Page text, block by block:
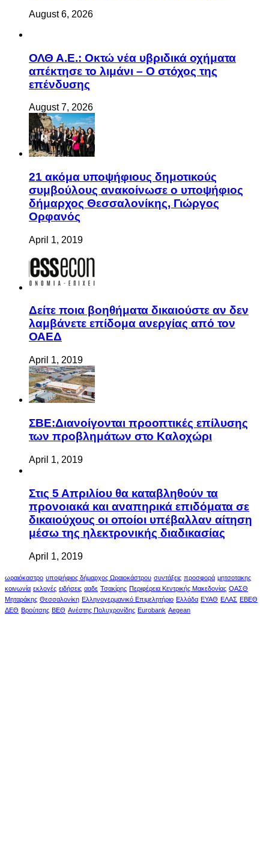
August 6, 2026
ΟΛΘ Α.Ε.: Οκτώ νέα υβριδικά οχήματα
απέκτησε το λιμάνι – Ο στόχος της
επένδυσης
August 7, 2026
21 ακόμα υποψήφιους δημοτικούς
συμβούλους ανακοίνωσε ο υποψήφιος
δήμαρχος Θεσσαλονίκης, Γιώργος
Ορφανός
April 1, 2019
Δείτε ποια βοηθήματα δικαιούστε αν δεν
λαμβάνετε επίδομα ανεργίας από τον
ΟΑΕΔ
April 1, 2019
ΣΒΕ:Διανοίγονται προοπτικές επίλυσης
των προβλημάτων στο Καλοχώρι
April 1, 2019
Στις 5 Απριλίου θα καταβληθούν τα
προνοιακά και αναπηρικά επιδόματα σε
δικαιούχους οι οποίοι υπέβαλλαν αίτηση
μέσω της ηλεκτρονικής διαδικασίας
April 1, 2019
ωραιόκαστρο υποψήφιος δήμαρχος Ωραιοκάστρου συντάξεις προσφορά μητσοτακης
κοινωνία εκλογές ειδήσεις ααδε Τσακίρης Περιφέρεια Κεντρικής Μακεδονίας ΟΑΣΘ
Μηταράκης Θεσσαλονίκη Ελληνογερμανικό Επιμελητήριο Ελλάδα ΕΥΑΘ ΕΛΑΣ ΕΒΕΘ
ΔΕΘ Βρούτσης ΒΕΘ Ανέστης Πολυχρονίδης Eurobank Aegean